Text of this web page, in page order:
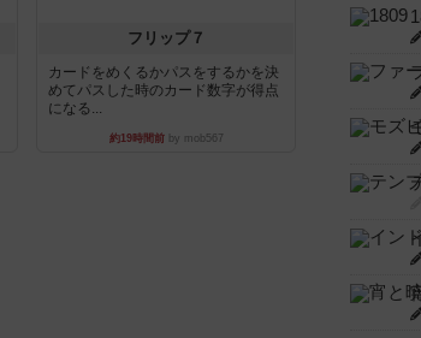
フリップ７
カードをめくるかパスをするかを決
めてパスした時のカード数字が得点
になる...
約19時間前by mob567